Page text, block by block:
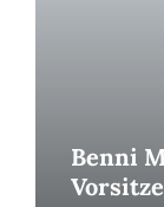
Benni